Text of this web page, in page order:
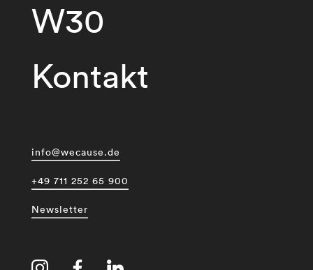
W30
Kontakt
info@wecause.de
+49 711 252 65 900
Newsletter